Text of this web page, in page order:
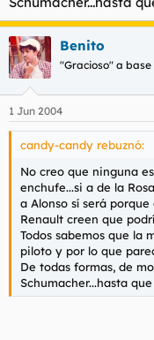
Benito
"Gracioso" a
1 Jun 2004
candy-candy rebuznó:
No creo que ninguna
enchufe...si a de la
a Alonso sí será
Renault creen que
Todos sabemos que la
piloto y por lo que
De todas formas, de
Schumacher...hasta